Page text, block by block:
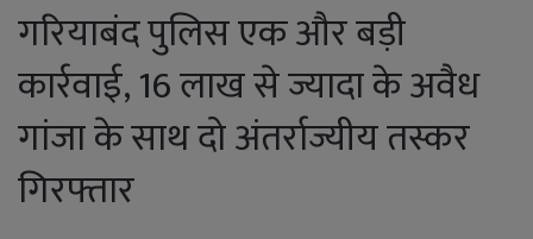
गरियाबंद पुलिस एक और बड़ी
कार्रवाई, 16 लाख से ज्यादा के अवैध
गांजा के साथ दो अंतर्राज्यीय तस्कर
गिरफ्तार